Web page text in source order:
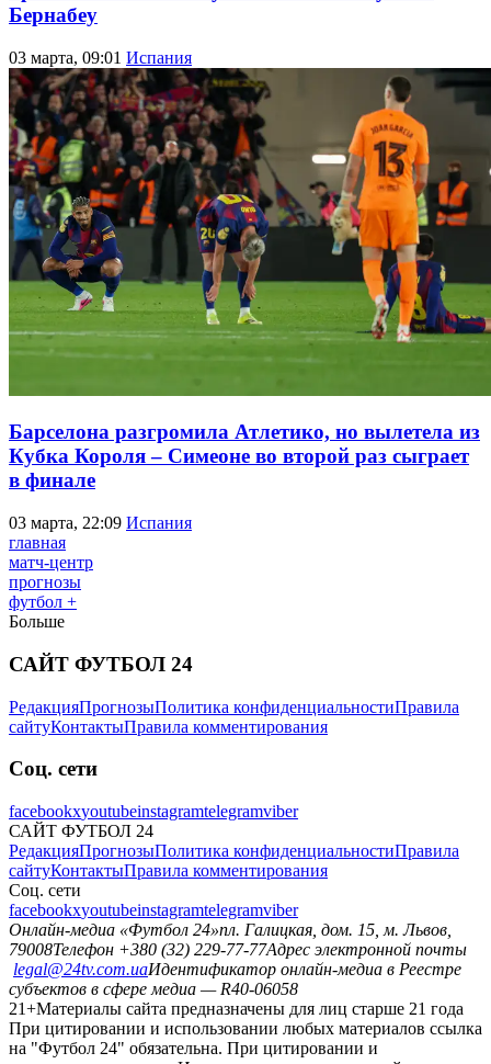
Бернабеу
03 марта, 09:01 Испания
Барселона разгромила Атлетико, но вылетела из
Кубка Короля – Симеоне во второй раз сыграет
в финале
03 марта, 22:09 Испания
главная
матч-центр
прогнозы
футбол +
Больше
САЙТ ФУТБОЛ 24
РедакцияПрогнозыПолитика конфиденциальностиПравила
сайтуКонтактыПравила комментирования
Соц. сети
facebookxyoutubeinstagramtelegramviber
САЙТ ФУТБОЛ 24
РедакцияПрогнозыПолитика конфиденциальностиПравила
сайтуКонтактыПравила комментирования
Соц. сети
facebookxyoutubeinstagramtelegramviber
Онлайн-медиа «Футбол 24»пл. Галицкая, дом. 15, м. Львов,
79008Телефон +380 (32) 229-77-77Адрес электронной почты
legal@24tv.com.uaИдентификатор онлайн-медиа в Реестре
субъектов в сфере медиа — R40-06058
21+Материалы сайта предназначены для лиц старше 21 года
При цитировании и использовании любых материалов ссылка
на "Футбол 24" обязательна. При цитировании и